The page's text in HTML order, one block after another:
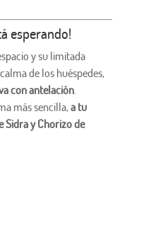
esperando!
y su limitada
de los huéspedes,
con antelación.
más sencilla, a tu
Sidra y Chorizo de